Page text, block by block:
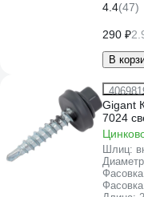
4.4(47)
290 ₽
В
Gigant
7024
Шлиц: